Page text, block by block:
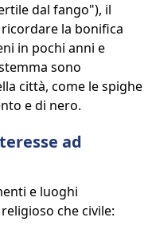
dal fango"), il
la bonifica
in pochi anni e
sono
città, come le spighe
e di nero.
ad
e luoghi
che civile: